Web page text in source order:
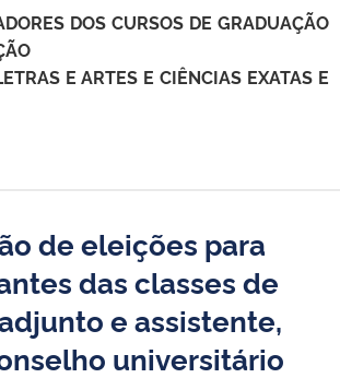
DOS CURSOS DE GRADUAÇÃO
E ARTES E CIÊNCIAS EXATAS E
de eleições para
das classes de
e assistente,
universitário